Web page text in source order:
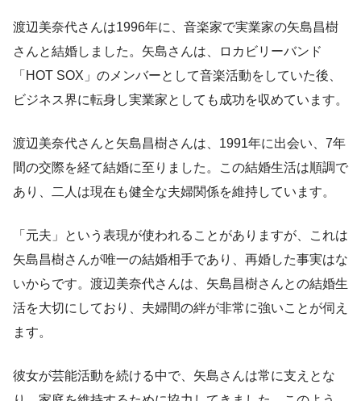
渡辺美奈代さんは1996年に、音楽家で実業家の矢島昌樹
さんと結婚しました。矢島さんは、ロカビリーバンド
「HOT SOX」のメンバーとして音楽活動をしていた後、
ビジネス界に転身し実業家としても成功を収めています。
渡辺美奈代さんと矢島昌樹さんは、1991年に出会い、7年
間の交際を経て結婚に至りました。この結婚生活は順調で
あり、二人は現在も健全な夫婦関係を維持しています。
「元夫」という表現が使われることがありますが、これは
矢島昌樹さんが唯一の結婚相手であり、再婚した事実はな
いからです。渡辺美奈代さんは、矢島昌樹さんとの結婚生
活を大切にしており、夫婦間の絆が非常に強いことが伺え
ます。
彼女が芸能活動を続ける中で、矢島さんは常に支えとな